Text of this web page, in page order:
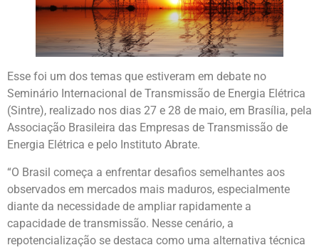
Esse foi um dos temas que estiveram em debate no
Seminário Internacional de Transmissão de Energia Elétrica
(Sintre), realizado nos dias 27 e 28 de maio, em Brasília, pela
Associação Brasileira das Empresas de Transmissão de
Energia Elétrica e pelo Instituto Abrate.
“O Brasil começa a enfrentar desafios semelhantes aos
observados em mercados mais maduros, especialmente
diante da necessidade de ampliar rapidamente a
capacidade de transmissão. Nesse cenário, a
repotencialização se destaca como uma alternativa técnica